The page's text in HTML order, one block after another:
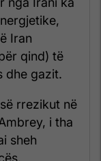
Iran
qind) të
dhe gazit.
rrezikut në
i tha
sheh